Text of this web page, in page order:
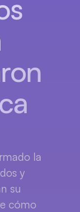
la
y
su
cómo